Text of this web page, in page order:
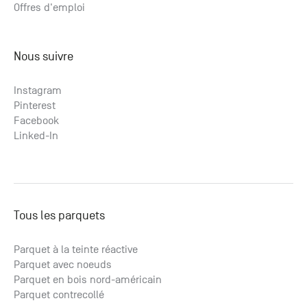
Offres d'emploi
Nous suivre
Instagram
Pinterest
Facebook
Linked-In
Tous les parquets
Parquet à la teinte réactive
Parquet avec noeuds
Parquet en bois nord-américain
Parquet contrecollé